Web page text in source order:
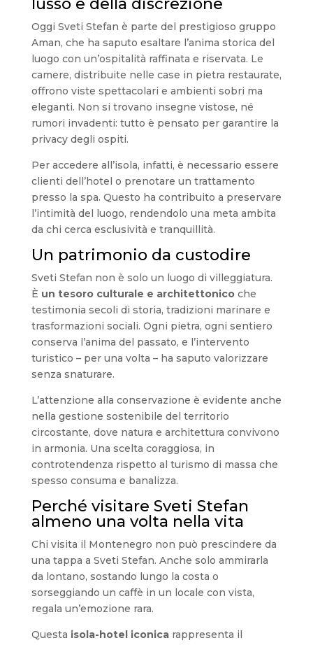
Oggi Sveti Stefan è parte del prestigioso gruppo
Aman, che ha saputo esaltare l’anima storica del
luogo con un’ospitalità raffinata e riservata. Le
camere, distribuite nelle case in pietra restaurate,
offrono viste spettacolari e ambienti sobri ma
eleganti. Non si trovano insegne vistose, né
rumori invadenti: tutto è pensato per garantire la
privacy degli ospiti.
Per accedere all’isola, infatti, è necessario essere
clienti dell’hotel o prenotare un trattamento
presso la spa. Questo ha contribuito a preservare
l’intimità del luogo, rendendolo una meta ambita
da chi cerca esclusività e tranquillità.
Un patrimonio da custodire
Sveti Stefan non è solo un luogo di villeggiatura.
È un tesoro culturale e architettonicoche
testimonia secoli di storia, tradizioni marinare e
trasformazioni sociali. Ogni pietra, ogni sentiero
conserva l’anima del passato, e l’intervento
turistico – per una volta – ha saputo valorizzare
senza snaturare.
L’attenzione alla conservazione è evidente anche
nella gestione sostenibile del territorio
circostante, dove natura e architettura convivono
in armonia. Una scelta coraggiosa, in
controtendenza rispetto al turismo di massa che
spesso consuma e banalizza.
Perché visitare Sveti Stefan
almeno una volta nella vita
Chi visita il Montenegro non può prescindere da
una tappa a Sveti Stefan. Anche solo ammirarla
da lontano, sostando lungo la costa o
sorseggiando un caffè in un locale con vista,
regala un’emozione rara.
Questa isola-hotel iconicarappresenta il